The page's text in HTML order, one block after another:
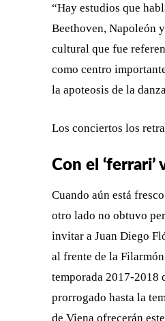
“Hay estudios que
Beethoven, Napoleón
cultural que fue
como centro
la apoteosis de la
Los conciertos los
Con el
Cuando aún está
otro lado no obtuvo
invitar a Juan Diego
al frente de la
temporada 2017-2018
prorrogado hasta la
de Viena ofrecerán